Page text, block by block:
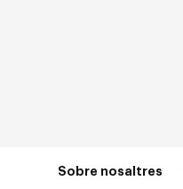
Sobre nosaltres